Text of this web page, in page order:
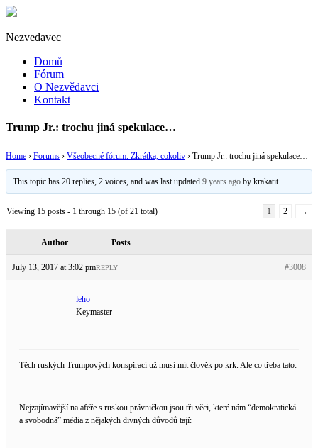
Nezvedavec
Domů
Fórum
O Nezvědavci
Kontakt
Trump Jr.: trochu jiná spekulace…
Home › Forums › Všeobecné fórum. Zkrátka, cokoliv › Trump Jr.: trochu jiná spekulace…
This topic has 20 replies, 2 voices, and was last updated9 years ago bykrakatit
Viewing 15 posts - 1 through 15 (of 21 total) 1 2 →
Author Posts
July 13, 2017 at 3:02 pm #3008
REPLY
leho
Keymaster
Těch ruských Trumpových konspirací už musí mít člověk po krk. Ale co třeba tato:
Nejzajímavější na aféře s ruskou právničkou jsou tři věci, které nám “demokratická
a svobodná” média z nějakých divných důvodů tají: